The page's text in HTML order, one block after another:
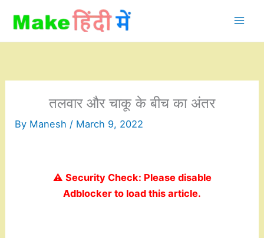
content
तलवार और चाकू के बीच का अंतर
By Manesh / March 9, 2022
⚠️ Security Check: Please disable
Adblocker to load this article.